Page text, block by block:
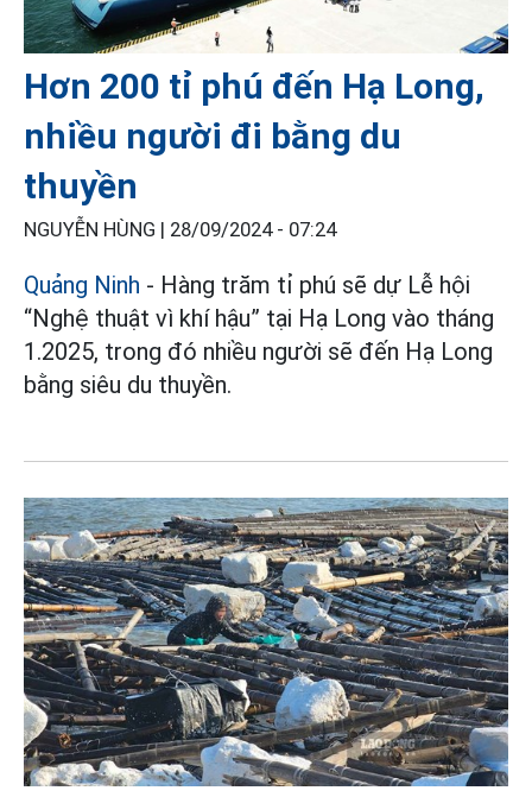
Hơn 200 tỉ phú đến Hạ Long,
nhiều người đi bằng du
thuyền
NGUYỄN HÙNG | 28/09/2024 - 07:24
Quảng Ninh - Hàng trăm tỉ phú sẽ dự Lễ hội
“Nghệ thuật vì khí hậu” tại Hạ Long vào tháng
1.2025, trong đó nhiều người sẽ đến Hạ Long
bằng siêu du thuyền.